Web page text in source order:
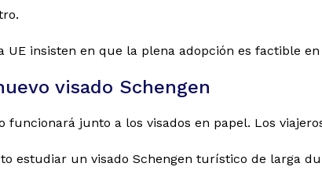
UE insisten en que la plena adopción es factible
visado Schengen
funcionará junto a los visados en papel. Los
estudiar un visado Schengen turístico de larga